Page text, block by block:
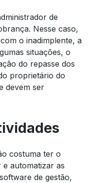
de
Nesse caso,
o inadimplente, a
situações, o
do repasse dos
proprietário do
devem ser
costuma ter o
automatizar as
de gestão,